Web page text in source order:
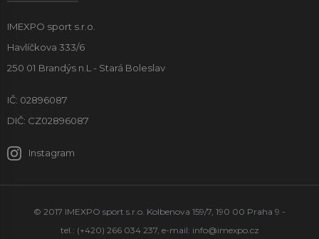
IMEXPO sport s.r.o.
Havlíčkova 333/6
250 01 Brandýs n.L - Stará Boleslav
IČ: 02896087
DIČ: CZ02896087
Instagram
© 2017 IMEXPO sport s.r.o. Kolbenova 159/7, 190 00 Praha 9 -
tel.: (+420) 266 034 237, e-mail: info@imexpo.cz